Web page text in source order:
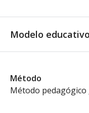
Modelo educativo
Método
Método pedagógico